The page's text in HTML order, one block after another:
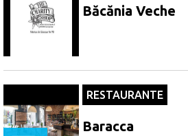
Băcănia Veche
RESTAURANTE
Baracca